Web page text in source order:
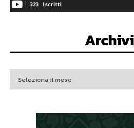
323 Iscritti
Archivi